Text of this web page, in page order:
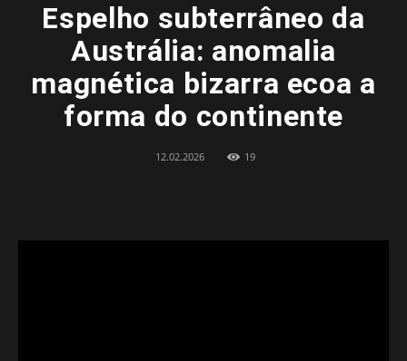
Espelho subterrâneo da
Austrália: anomalia
magnética bizarra ecoa a
forma do continente
12.02.2026 19